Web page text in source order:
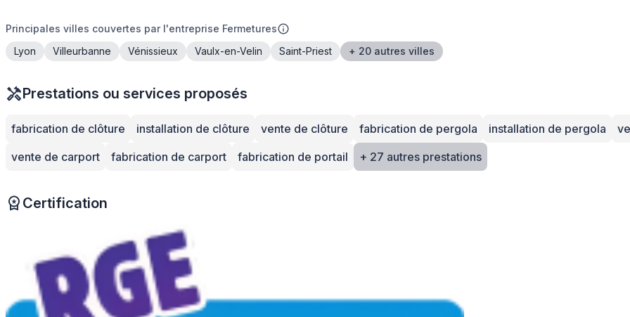
Principales villes couvertes par l'entreprise Fermetures
Lyon
Villeurbanne Vénissieux Vaulx-en-Velin Saint-Priest + 20 autres villes
Prestations ou services proposés
fabrication de clôture installation de clôture vente de clôture fabrication de pergola installation de pergola
vente de carport
fabrication de carport fabrication de portail + 27 autres prestations
Certification